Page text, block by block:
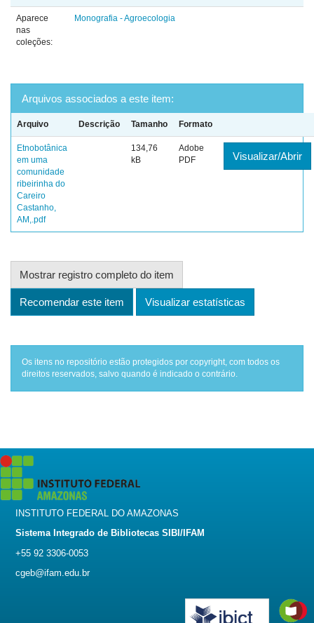
Aparece
nas
coleções:
Monografia - Agroecologia
Arquivos associados a este item:
Arquivo Descrição Tamanho Formato
Etnobotânica
em uma
comunidade
ribeirinha do
Careiro
Castanho,
AM,.pdf
134,76
kB
Adobe
PDF
Visualizar/Abrir
Mostrar registro completo do item
Recomendar este item Visualizar estatísticas
Os itens no repositório estão protegidos por copyright, com todos os
direitos reservados, salvo quando é indicado o contrário.
INSTITUTO FEDERAL DO AMAZONAS
Sistema Integrado de Bibliotecas SIBI/IFAM
+55 92 3306-0053
cgeb@ifam.edu.br